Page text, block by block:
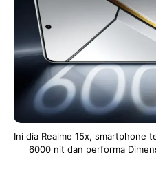
Ini dia Realme 15x, smartphone
6000 nit dan performa